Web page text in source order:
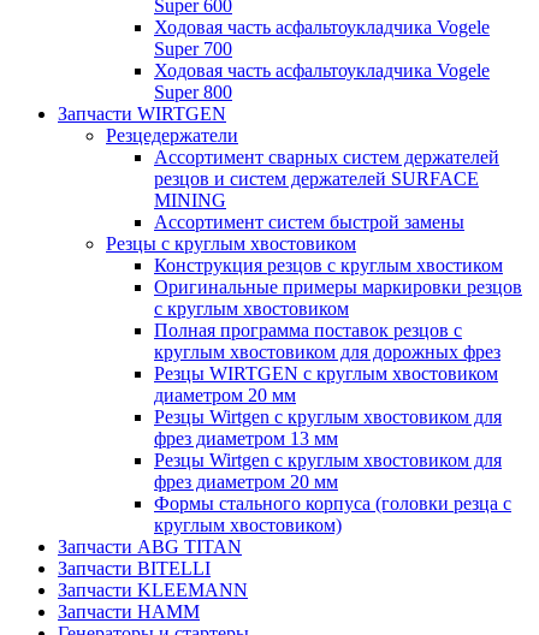
Super 600
Ходовая часть асфальтоукладчика Vogele
Super 700
Ходовая часть асфальтоукладчика Vogele
Super 800
Запчасти WIRTGEN
Резцедержатели
Ассортимент сварных систем держателей
резцов и систем держателей SURFACE
MINING
Ассортимент систем быстрой замены
Резцы с круглым хвостовиком
Конструкция резцов с круглым хвостиком
Оригинальные примеры маркировки резцов
с круглым хвостовиком
Полная программа поставок резцов с
круглым хвостовиком для дорожных фрез
Резцы WIRTGEN с круглым хвостовиком
диаметром 20 мм
Резцы Wirtgen с круглым хвостовиком для
фрез диаметром 13 мм
Резцы Wirtgen с круглым хвостовиком для
фрез диаметром 20 мм
Формы стального корпуса (головки резца с
круглым хвостовиком)
Запчасти ABG TITAN
Запчасти BITELLI
Запчасти KLEEMANN
Запчасти HAMM